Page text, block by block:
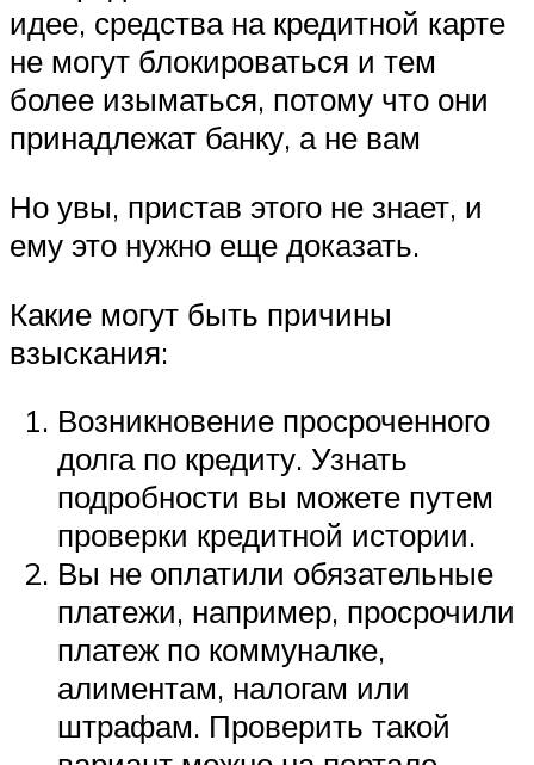
идее, средства на кредитной карте
не могут блокироваться и тем
более изыматься, потому что они
принадлежат банку, а не вам
Но увы, пристав этого не знает, и
ему это нужно еще доказать.
Какие могут быть причины
взыскания:
Возникновение просроченного
долга по кредиту. Узнать
подробности вы можете путем
проверки кредитной истории.
Вы не оплатили обязательные
платежи, например, просрочили
платеж по коммуналке,
алиментам, налогам или
штрафам. Проверить такой